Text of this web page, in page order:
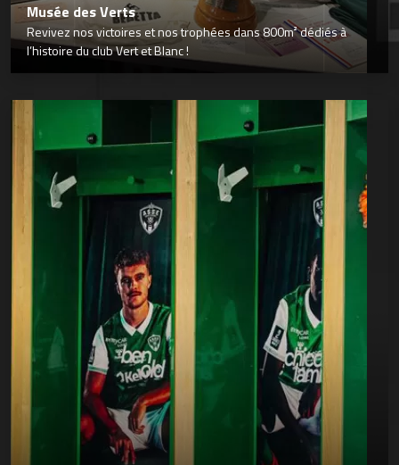
Musée des Verts
Revivez nos victoires et nos trophées dans 800m² dédiés à
l’histoire du club Vert et Blanc !